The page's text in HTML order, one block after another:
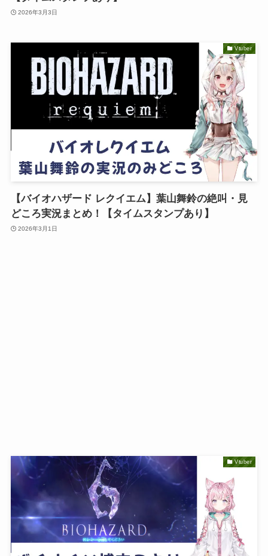
2026年3月3日
Vtuber
【バイオハザード レクイエム】葉山舞鈴の絶叫・見
どころ実況まとめ！【タイムスタンプあり】
2026年3月1日
Vtuber